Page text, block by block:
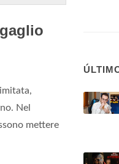
Nel
mettere